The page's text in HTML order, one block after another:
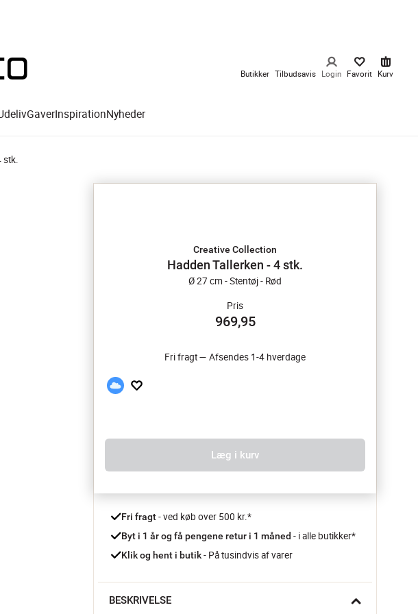
Butikker Tilbudsavis Login Favorit Kurv
GaverInspirationNyheder
stk.
Creative Collection
Hadden Tallerken - 4 stk.
Ø 27 cm - Stentøj - Rød
Pris
969,95
Fri fragt — Afsendes 1-4 hverdage
Læg i kurv
Fri fragt - ved køb over 500 kr.*
Byt i 1 år og få pengene retur i 1 måned - i alle butikker*
Klik og hent i butik - På tusindvis af varer
BESKRIVELSE